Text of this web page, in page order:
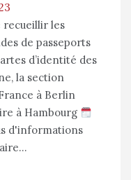
recueillir les
de passeports
d’identité des
la section
à Berlin
à Hambourg
d'informations